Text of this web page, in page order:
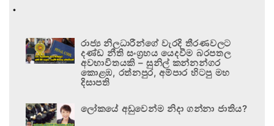
.
රාජ්‍ය නිලධාරීන්ගේ වැරදි තීරණවලට
දණ්ඩ නීති සංග්‍රහය යෙදවීම බරපතල
අවභාවිතයකි – සුනිල් කන්නන්ගර
කොළඹ, රත්නපුර, අම්පාර හිටපු මහ
දිසාපති
ලෝකයේ අඩුවෙන්ම නිදා ගන්නා ජාතිය?